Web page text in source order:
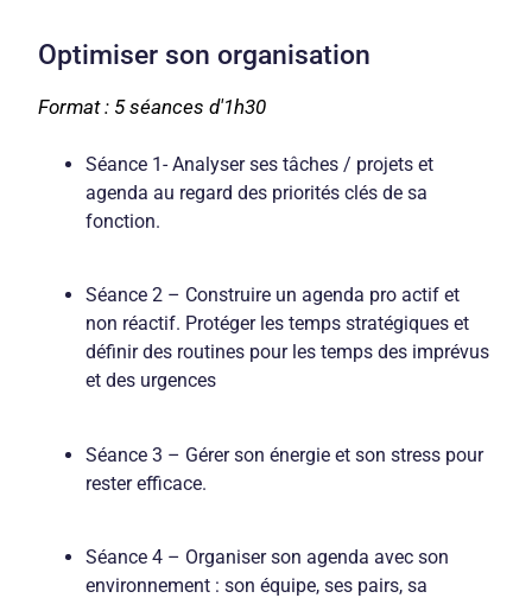
Optimiser son organisation
Format : 5 séances d'1h30
Séance 1- Analyser ses tâches / projets et
agenda au regard des priorités clés de sa
fonction.
Séance 2 – Construire un agenda pro actif et
non réactif. Protéger les temps stratégiques et
définir des routines pour les temps des imprévus
et des urgences
Séance 3 – Gérer son énergie et son stress pour
rester efficace.
Séance 4 – Organiser son agenda avec son
environnement : son équipe, ses pairs, sa